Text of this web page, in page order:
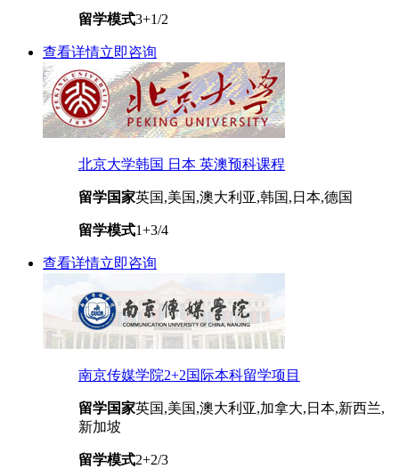
留学模式3+1/2
查看详情立即咨询
北京大学韩国 日本 英澳预科课程
留学国家英国,美国,澳大利亚,韩国,日本,德国
留学模式1+3/4
查看详情立即咨询
南京传媒学院2+2国际本科留学项目
留学国家英国,美国,澳大利亚,加拿大,日本,新西兰,
新加坡
留学模式2+2/3